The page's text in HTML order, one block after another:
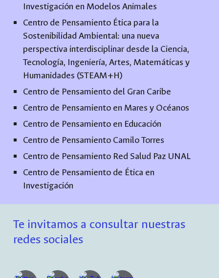
Investigación en Modelos Animales
Centro de Pensamiento Ética para la
Sostenibilidad Ambiental: una nueva
perspectiva interdisciplinar desde la Ciencia,
Tecnología, Ingeniería, Artes, Matemáticas y
Humanidades (STEAM+H)
Centro de Pensamiento del Gran Caribe
Centro de Pensamiento en Mares y Océanos
Centro de Pensamiento en Educación
Centro de Pensamiento Camilo Torres
Centro de Pensamiento Red Salud Paz UNAL
Centro de Pensamiento de Ética en
Investigación
Te invitamos a consultar nuestras
redes sociales